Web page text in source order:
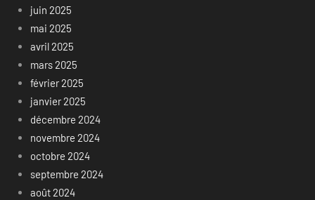
juin 2025
mai 2025
avril 2025
mars 2025
février 2025
janvier 2025
décembre 2024
novembre 2024
octobre 2024
septembre 2024
août 2024